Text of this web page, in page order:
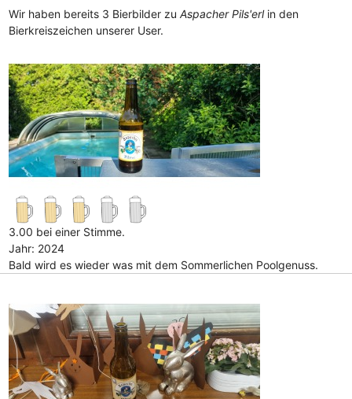
Wir haben bereits 3 Bierbilder zu Aspacher Pils'erlin den
Bierkreiszeichen unserer User.
3.00 bei einer Stimme.
Jahr: 2024
Bald wird es wieder was mit dem Sommerlichen Poolgenuss.